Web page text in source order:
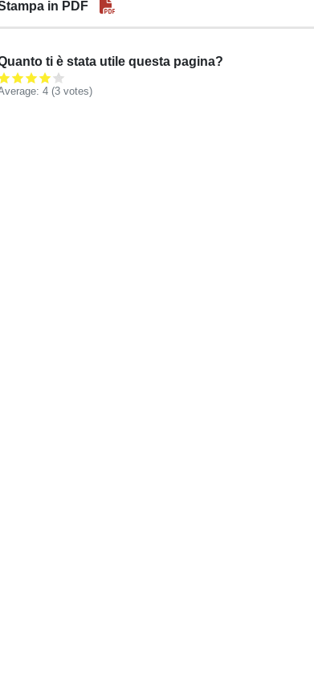
in PDF
ti è stata utile questa pagina?
4 (3 votes)